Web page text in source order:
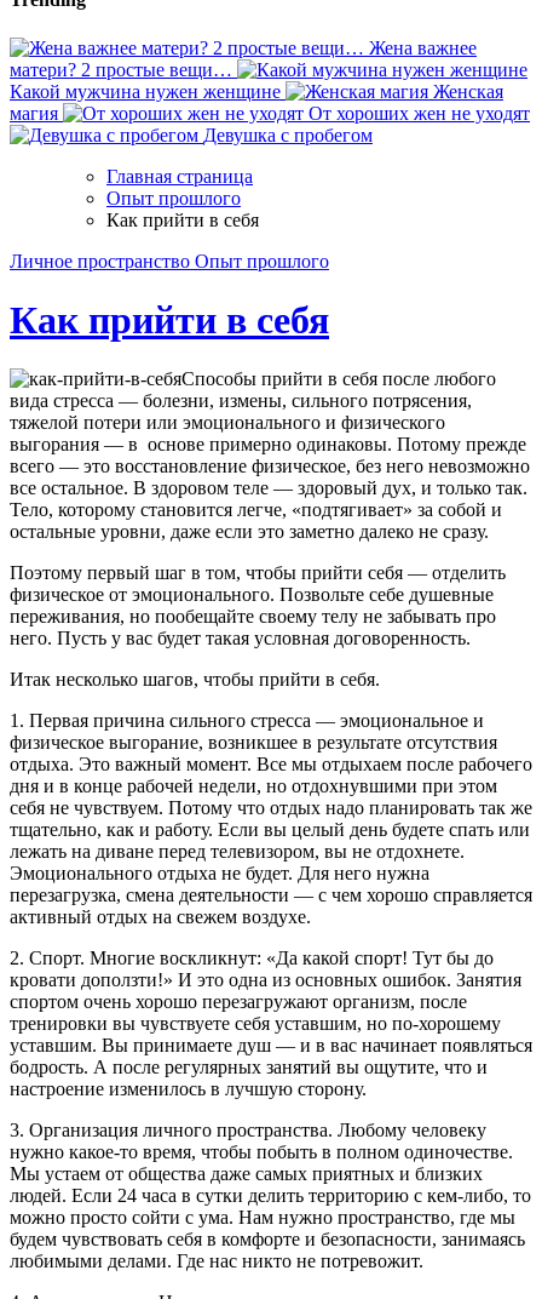
Жена важнее
матери? 2 простые вещи…
Какой мужчина нужен женщине
Женская
магия
От хороших жен не уходят
Девушка с пробегом
Главная страница
Опыт прошлого
Как прийти в себя
Личное пространство Опыт прошлого
Как прийти в себя
Способы прийти в себя после любого
вида стресса — болезни, измены, сильного потрясения,
тяжелой потери или эмоционального и физического
выгорания — в основе примерно одинаковы. Потому прежде
всего — это восстановление физическое, без него невозможно
все остальное. В здоровом теле — здоровый дух, и только так.
Тело, которому становится легче, «подтягивает» за собой и
остальные уровни, даже если это заметно далеко не сразу.
Поэтому первый шаг в том, чтобы прийти себя — отделить
физическое от эмоционального. Позвольте себе душевные
переживания, но пообещайте своему телу не забывать про
него. Пусть у вас будет такая условная договоренность.
Итак несколько шагов, чтобы прийти в себя.
1. Первая причина сильного стресса — эмоциональное и
физическое выгорание, возникшее в результате отсутствия
отдыха. Это важный момент. Все мы отдыхаем после рабочего
дня и в конце рабочей недели, но отдохнувшими при этом
себя не чувствуем. Потому что отдых надо планировать так же
тщательно, как и работу. Если вы целый день будете спать или
лежать на диване перед телевизором, вы не отдохнете.
Эмоционального отдыха не будет. Для него нужна
перезагрузка, смена деятельности — с чем хорошо справляется
активный отдых на свежем воздухе.
2. Спорт. Многие воскликнут: «Да какой спорт! Тут бы до
кровати доползти!» И это одна из основных ошибок. Занятия
спортом очень хорошо перезагружают организм, после
тренировки вы чувствуете себя уставшим, но по-хорошему
уставшим. Вы принимаете душ — и в вас начинает появляться
бодрость. А после регулярных занятий вы ощутите, что и
настроение изменилось в лучшую сторону.
3. Организация личного пространства. Любому человеку
нужно какое-то время, чтобы побыть в полном одиночестве.
Мы устаем от общества даже самых приятных и близких
людей. Если 24 часа в сутки делить территорию с кем-либо, то
можно просто сойти с ума. Нам нужно пространство, где мы
будем чувствовать себя в комфорте и безопасности, занимаясь
любимыми делами. Где нас никто не потревожит.